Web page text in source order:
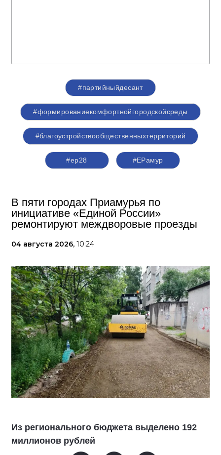
#партийныйдесант
#формированиекомфортнойгородскойсреды
#благоустройствообщественныхтерриторий
#ер28 #ЕРамур
В пяти городах Приамурья по
инициативе «Единой России»
ремонтируют междворовые проезды
04 августа 2026, 10:24
Из регионального бюджета выделено 192
миллионов рублей